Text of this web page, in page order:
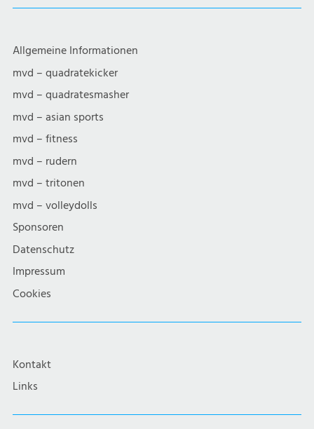
Allgemeine Informationen
mvd – quadratekicker
mvd – quadratesmasher
mvd – asian sports
mvd – fitness
mvd – rudern
mvd – tritonen
mvd – volleydolls
Sponsoren
Datenschutz
Impressum
Cookies
Kontakt
Links